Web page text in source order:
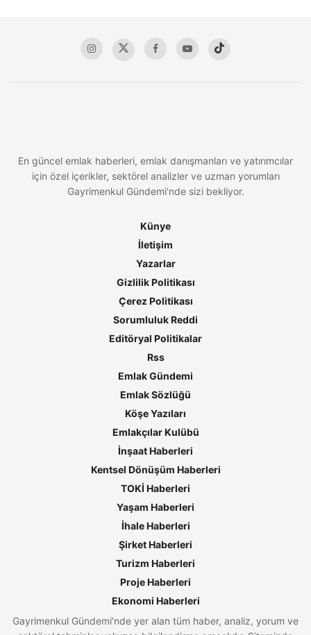
En güncel emlak haberleri, emlak danışmanları ve yatırımcılar
için özel içerikler, sektörel analizler ve uzman yorumları
Gayrimenkul Gündemi'nde sizi bekliyor.
Künye
İletişim
Yazarlar
Gizlilik Politikası
Çerez Politikası
Sorumluluk Reddi
Editöryal Politikalar
Rss
Emlak Gündemi
Emlak Sözlüğü
Köşe Yazıları
Emlakçılar Kulübü
İnşaat Haberleri
Kentsel Dönüşüm Haberleri
TOKİ Haberleri
Yaşam Haberleri
İhale Haberleri
Şirket Haberleri
Turizm Haberleri
Proje Haberleri
Ekonomi Haberleri
Gayrimenkul Gündemi’nde yer alan tüm haber, analiz, yorum ve